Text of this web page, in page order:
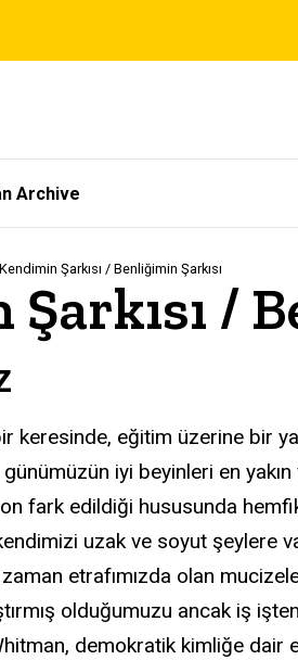
Archive
Şarkısı / Benliğimin Şarkısı
/
keresinde, eğitim üzerine bir
günümüzün iyi beyinleri en yakın
fark edildiği hususunda
uzak ve soyut şeylere
etrafımızda olan
olduğumuzu ancak iş
demokratik kimliğe dair